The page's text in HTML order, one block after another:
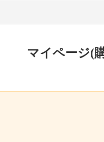
マイページ(